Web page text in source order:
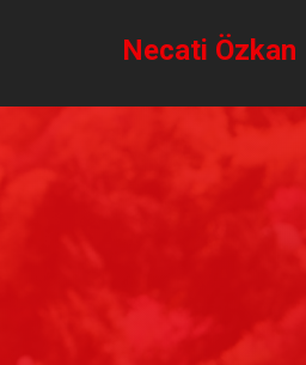
Necati Özkan